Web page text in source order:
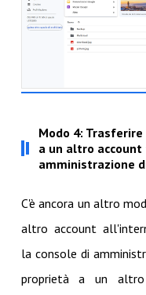
Modo 4:
a un altro
amministrazione
C'è ancora un altro
altro account
la console di
proprietà a un altro